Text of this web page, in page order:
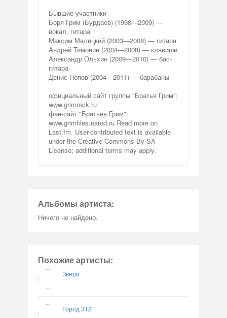
Бывшие участники
Боря Грим (Бурдаев) (1998—2009) —
вокал, гитара
Максим Малицкий (2003—2008) — гитара
Андрей Тимонин (2004—2008) — клавиши
Александр Ольхин (2009—2010) — бас-
гитара
Денис Попов (2004—2011) — барабаны
официальный сайт группы "Братья Грим":
www.grimrock.ru
фан-сайт "Братьев Грим":
www.grimfiles.narod.ru Read more on
Last.fm. User-contributed text is available
under the Creative Commons By-SA
License; additional terms may apply.
Альбомы артиста:
Ничего не найдено.
Похожие артисты:
Звери
Город 312